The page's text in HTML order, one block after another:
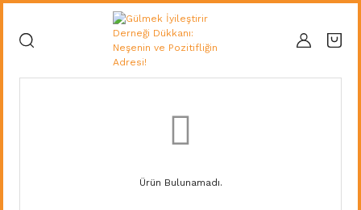
Ürün Bulunamadı.